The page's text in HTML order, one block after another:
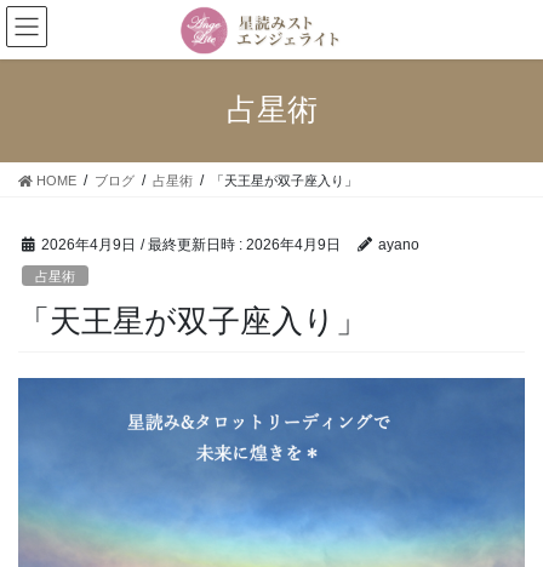
コ
ン
テ
ス
ナ
ビ
ゲ
ン
占星術
HOME ブログ 占星術 「天王星が双子座入り」
2026年4月9日 / 最終更新日時 : 2026年4月9日 ayano
占星術
「天王星が双子座入り」